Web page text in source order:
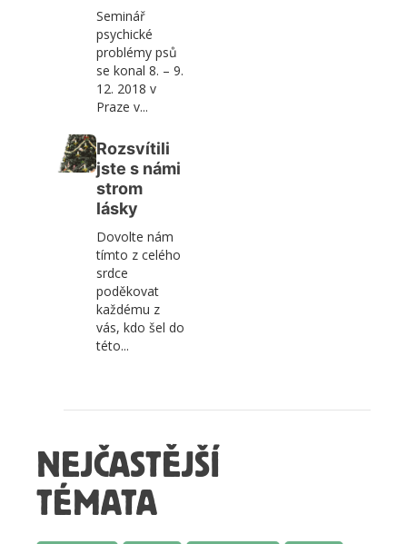
Seminář
psychické
problémy psů
se konal 8. – 9.
12. 2018 v
Praze v...
Rozsvítili
jste s námi
strom
lásky
Dovolte nám
tímto z celého
srdce
poděkovat
každému z
vás, kdo šel do
této...
NEJČASTĚJŠÍ
TÉMATA